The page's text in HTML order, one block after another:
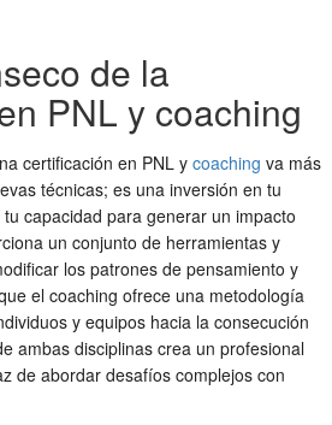
de la
PNL y coaching
certificación en PNL y coaching va más
técnicas; es una inversión en tu
capacidad para generar un impacto
un conjunto de herramientas y
los patrones de pensamiento y
el coaching ofrece una metodología
y equipos hacia la consecución
ambas disciplinas crea un profesional
de abordar desafíos complejos con